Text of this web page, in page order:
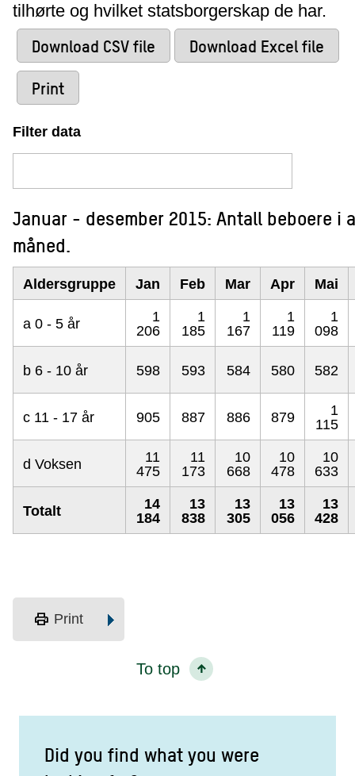
tilhørte og hvilket statsborgerskap de har.
Download CSV file
Download Excel file
Print
Filter data
Januar - desember 2015: Antall beboere
måned.
Aldersgruppe Jan Feb Mar Apr Mai
a 0 - 5 år
1
206
1
185
1
167
1
119
1
098
b 6 - 10 år 598 593 584 580 582
c 11 - 17 år 905 887 886 879
1
115
d Voksen
11
475
11
173
10
668
10
478
10
633
Totalt
14
184
13
838
13
305
13
056
13
428
print Print
To top
Did you find what you were